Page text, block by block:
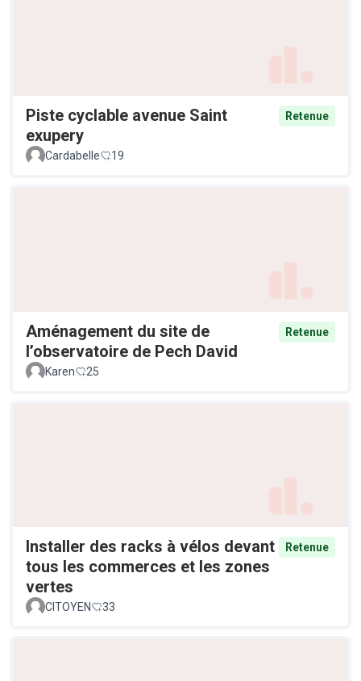
Piste cyclable avenue Saint
exupery
Retenue
Cardabelle 19
Aménagement du site de
l’observatoire de Pech David
Retenue
Karen 25
Installer des racks à vélos devant
tous les commerces et les zones
vertes
Retenue
CITOYEN 33